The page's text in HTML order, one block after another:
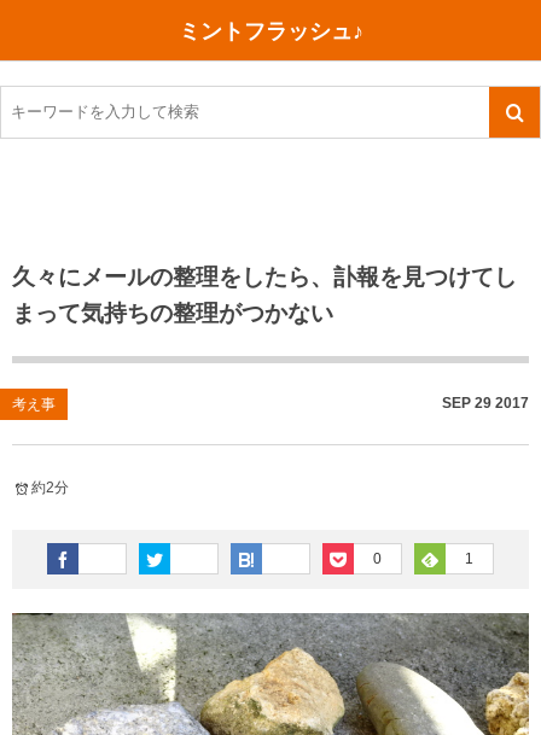
ミントフラッシュ♪
久々にメールの整理をしたら、訃報を見つけてし
まって気持ちの整理がつかない
考え事 SEP 29 2017
約2分
0 1
TOEIC感想・結果
TOEIC800点への道
TOEIC（作戦・ノウハウなど）
TOEIC700点への道
英単語
その他英語関連
今日買った本
ご朱印帳めぐり
川越（埼玉県）
沖縄
神戸
行ってきたあれこれ
旅行関連あれこれ
ファスティング
コスメ
ダイエット
健康あれこれ
美容あれこれ
食べ物
今日の一枚
月、星、宇宙